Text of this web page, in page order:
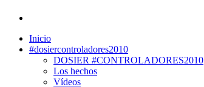
Inicio
#dosiercontroladores2010
DOSIER #CONTROLADORES2010
Los hechos
Vídeos